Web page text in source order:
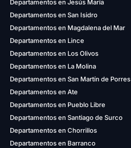
Departamentos en Jesús María
Departamentos en San Isidro
Departamentos en Magdalena del Mar
Departamentos en Lince
Departamentos en Los Olivos
Departamentos en La Molina
Departamentos en San Martín de Porres
Departamentos en Ate
Departamentos en Pueblo Libre
Departamentos en Santiago de Surco
Departamentos en Chorrillos
Departamentos en Barranco